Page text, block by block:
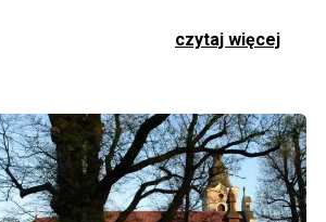
czytaj więcej